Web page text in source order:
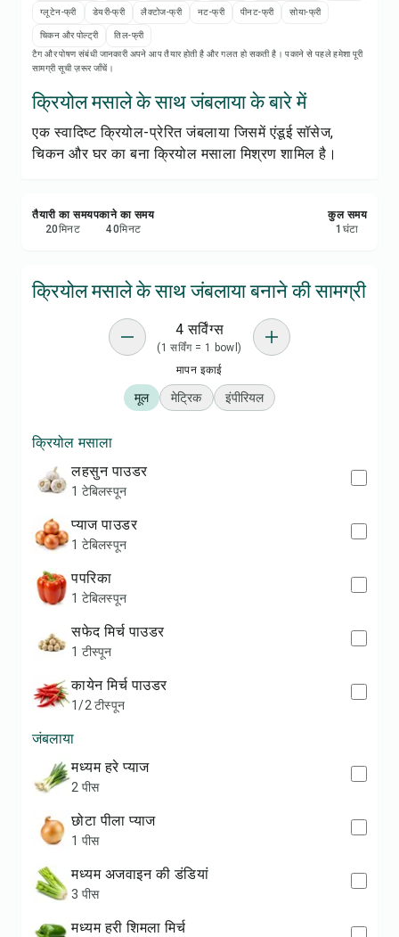
सेव करें
शेयर करें
रिपोर्ट करें
ग्लूटेन-फ्री डेयरी-फ्री लैक्टोज-फ्री नट-फ्री पीनट-फ्री सोया-फ्री
चिकन और पोल्ट्री
तिल-फ्री
टैग और पोषण संबंधी जानकारी अपने आप तैयार होती है और गलत हो सकती है। पकाने से पहले हमेशा पूरी
सामग्री सूची ज़रूर जाँचें।
क्रियोल मसाले के साथ जंबलाया के बारे में
एक स्वादिष्ट क्रियोल-प्रेरित जंबलाया जिसमें एंडूई सॉसेज,
चिकन और घर का बना क्रियोल मसाला मिश्रण शामिल है।
तैयारी का समय
20मिनट
पकाने का समय
40मिनट
कुल समय
1 घंटा
क्रियोल मसाले के साथ जंबलाया बनाने की सामग्री
4 सर्विंग्स
(1 सर्विंग = 1 bowl)
मापन इकाई
मूल मेट्रिक इंपीरियल
क्रियोल मसाला
लहसुन पाउडर
1 टेबिलस्पून
प्याज पाउडर
1 टेबिलस्पून
पपरिका
1 टेबिलस्पून
सफेद मिर्च पाउडर
1 टीस्पून
कायेन मिर्च पाउडर
1/2 टीस्पून
जंबलाया
मध्यम हरे प्याज
2 पीस
छोटा पीला प्याज
1 पीस
मध्यम अजवाइन की डंडियां
3 पीस
मध्यम हरी शिमला मिर्च